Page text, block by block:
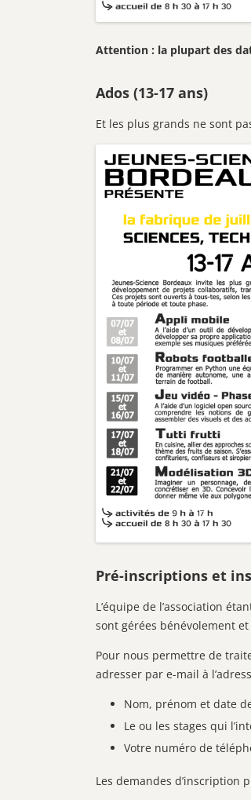
Attention : la plupart des
Ados (13-17 ans)
Et les plus grands ne sont
Pré-inscriptions et
L’équipe de l’association
sont gérées bénévolement
Pour nous permettre de
adresser par e-mail à
Nom, prénom et date
Le ou les stages qui
Votre numéro de
Les demandes d’inscription